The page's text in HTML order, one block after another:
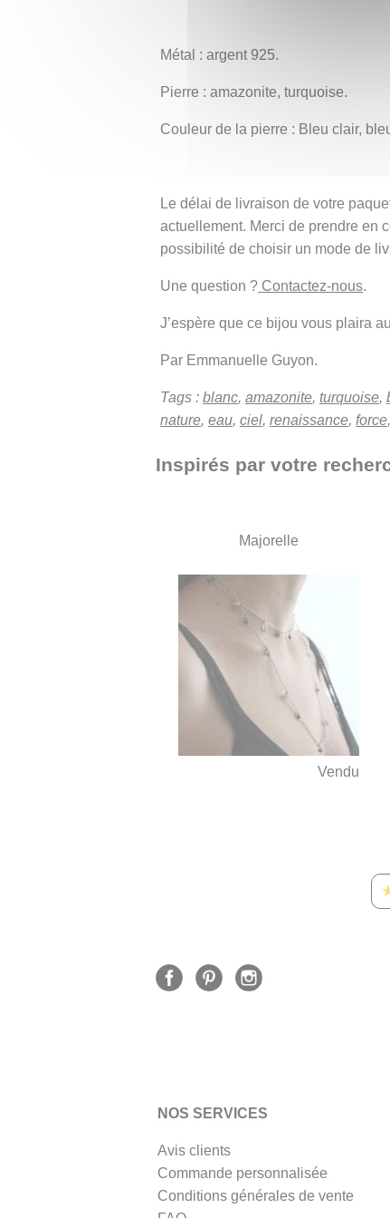
Métal : argent 925.
Pierre : amazonite, turquoise.
Couleur de la pierre : Bleu clair,
Le délai de livraison de votre
actuellement. Merci de prendre en
possibilité de choisir un mode de
Une question ? Contactez-nous.
J’espère que ce bijou vous plaira
Par Emmanuelle Guyon.
Tags : blanc, amazonite, turquoise,
nature, eau, ciel, renaissance, force,
Inspirés par votre
Majorelle
Vendu
NOS SERVICES
Avis clients
Commande personnalisée
Conditions générales de vente